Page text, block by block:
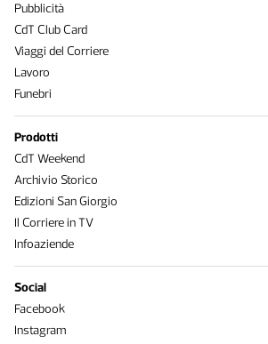
Pubblicità
CdT Club Card
Viaggi del Corriere
Lavoro
Funebri
Prodotti
CdT Weekend
Archivio Storico
Edizioni San Giorgio
Il Corriere in TV
Infoaziende
Social
Facebook
Instagram